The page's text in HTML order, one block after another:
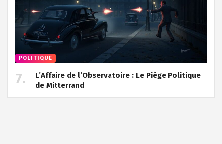
POLITIQUE
L’Affaire de l’Observatoire : Le Piège Politique
de Mitterrand